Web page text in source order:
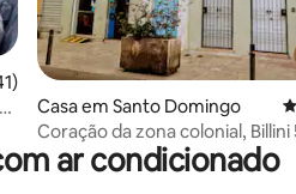
média de 4,94 em 5 estrelas,
Casa em Santo Domingo
Coração da zona colonial, Billini
ar condicionado